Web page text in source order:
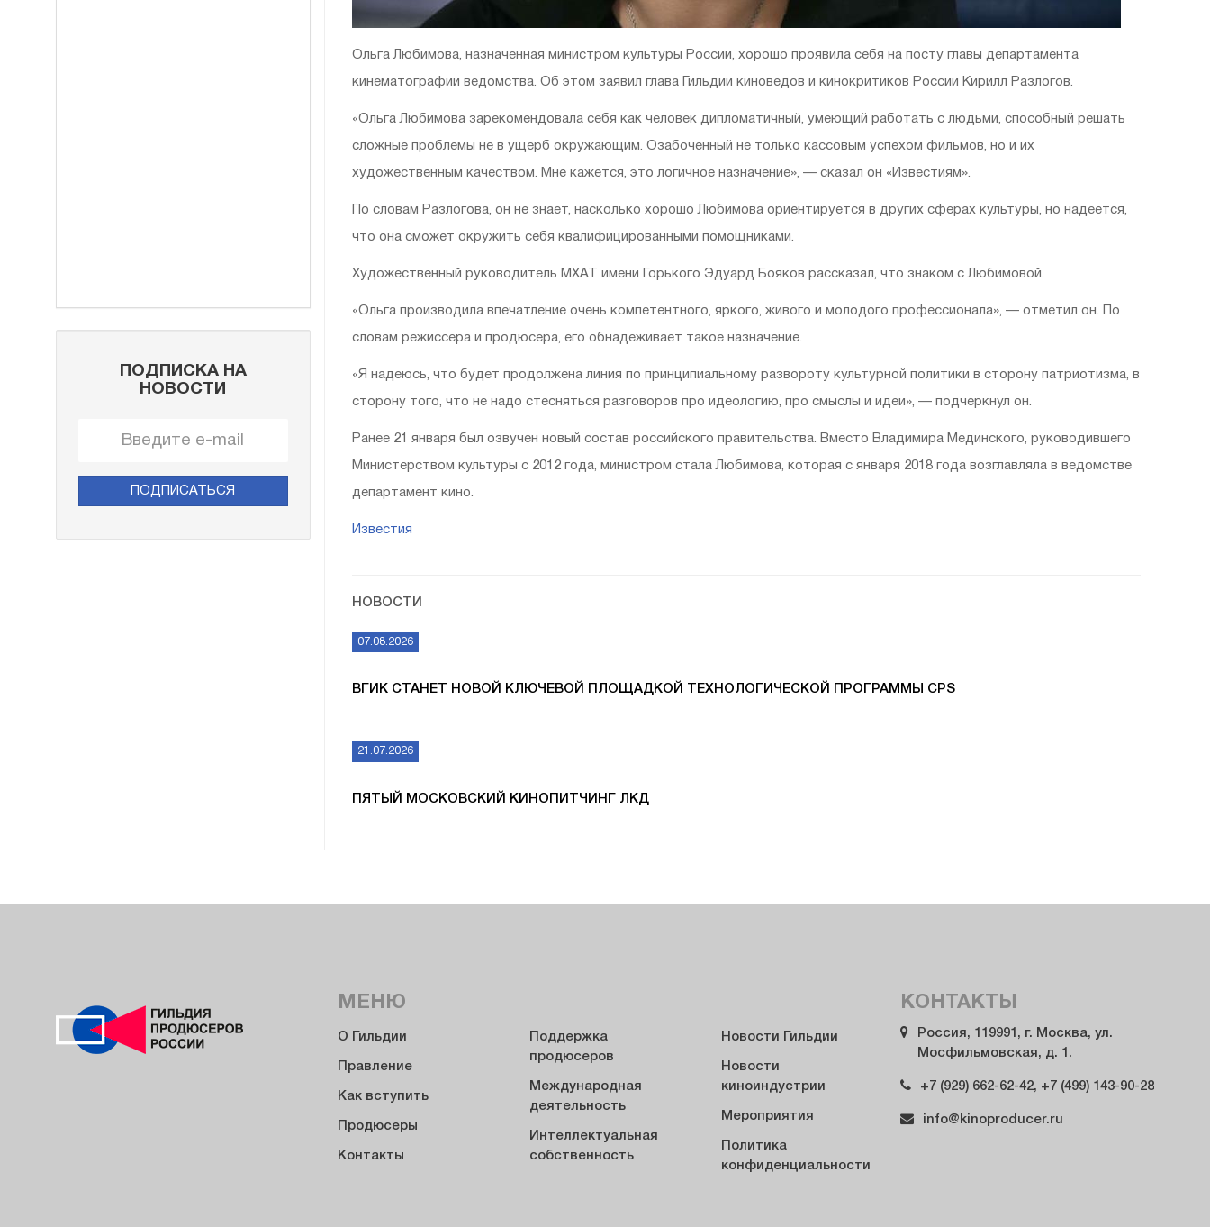
ПОДПИСКА НА
НОВОСТИ
ПОДПИСАТЬСЯ
Ольга Любимова, назначенная министром культуры России, хорошо проявила себя на посту главы департамента
кинематографии ведомства. Об этом заявил глава Гильдии киноведов и кинокритиков России Кирилл Разлогов.
«Ольга Любимова зарекомендовала себя как человек дипломатичный, умеющий работать с людьми, способный решать
сложные проблемы не в ущерб окружающим. Озабоченный не только кассовым успехом фильмов, но и их
художественным качеством. Мне кажется, это логичное назначение», — сказал он «Известиям».
По словам Разлогова, он не знает, насколько хорошо Любимова ориентируется в других сферах культуры, но надеется,
что она сможет окружить себя квалифицированными помощниками.
Художественный руководитель МХАТ имени Горького Эдуард Бояков рассказал, что знаком с Любимовой.
«Ольга производила впечатление очень компетентного, яркого, живого и молодого профессионала», — отметил он. По
словам режиссера и продюсера, его обнадеживает такое назначение.
«Я надеюсь, что будет продолжена линия по принципиальному развороту культурной политики в сторону патриотизма, в
сторону того, что не надо стесняться разговоров про идеологию, про смыслы и идеи», — подчеркнул он.
Ранее 21 января был озвучен новый состав российского правительства. Вместо Владимира Мединского, руководившего
Министерством культуры с 2012 года, министром стала Любимова, которая с января 2018 годавозглавляла в ведомстве
департамент кино.
Известия
НОВОСТИ
07.08.2026
ВГИК СТАНЕТ НОВОЙ КЛЮЧЕВОЙ ПЛОЩАДКОЙ ТЕХНОЛОГИЧЕСКОЙ ПРОГРАММЫ CPS
21.07.2026
ПЯТЫЙ МОСКОВСКИЙ КИНОПИТЧИНГ ЛКД
МЕНЮ
О Гильдии
Правление
Как вступить
Продюсеры
Контакты
Поддержка
продюсеров
Международная
деятельность
Интеллектуальная
собственность
Новости Гильдии
Новости
киноиндустрии
Мероприятия
Политика
конфиденциальности
КОНТАКТЫ
Россия, 119991, г. Москва, ул.
Мосфильмовская, д. 1.
+7 (929) 662-62-42, +7 (499) 143-90-28
info@kinoproducer.ru